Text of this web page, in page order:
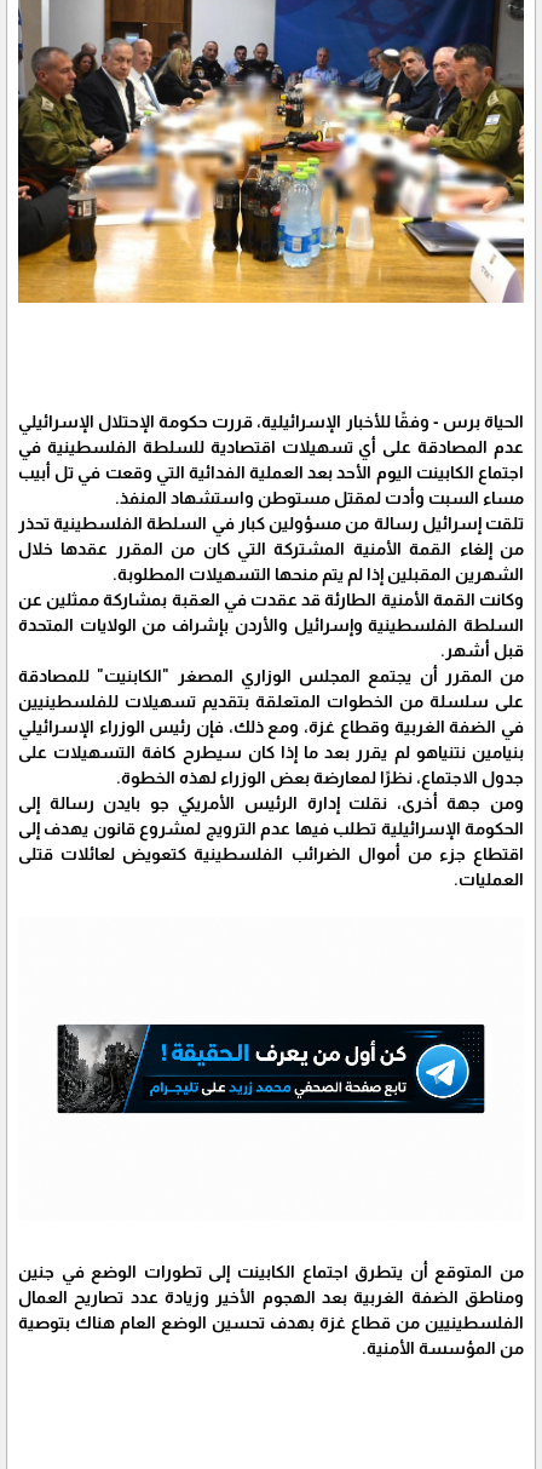
الحياة برس - وفقًا للأخبار الإسرائيلية، قررت حكومة الإحتلال الإسرائيلي
عدم المصادقة على أي تسهيلات اقتصادية للسلطة الفلسطينية في
اجتماع الكابينت اليوم الأحد بعد العملية الفدائية التي وقعت في تل أبيب
مساء السبت وأدت لمقتل مستوطن واستشهاد المنفذ.
تلقت إسرائيل رسالة من مسؤولين كبار في السلطة الفلسطينية تحذر
من إلغاء القمة الأمنية المشتركة التي كان من المقرر عقدها خلال
الشهرين المقبلين إذا لم يتم منحها التسهيلات المطلوبة.
وكانت القمة الأمنية الطارئة قد عقدت في العقبة بمشاركة ممثلين عن
السلطة الفلسطينية وإسرائيل والأردن بإشراف من الولايات المتحدة
قبل أشهر.
من المقرر أن يجتمع المجلس الوزاري المصغر "الكابنيت" للمصادقة
على سلسلة من الخطوات المتعلقة بتقديم تسهيلات للفلسطينيين
في الضفة الغربية وقطاع غزة، ومع ذلك، فإن رئيس الوزراء الإسرائيلي
بنيامين نتنياهو لم يقرر بعد ما إذا كان سيطرح كافة التسهيلات على
جدول الاجتماع، نظرًا لمعارضة بعض الوزراء لهذه الخطوة.
ومن جهة أخرى، نقلت إدارة الرئيس الأمريكي جو بايدن رسالة إلى
الحكومة الإسرائيلية تطلب فيها عدم الترويج لمشروع قانون يهدف إلى
اقتطاع جزء من أموال الضرائب الفلسطينية كتعويض لعائلات قتلى
العمليات.
من المتوقع أن يتطرق اجتماع الكابينت إلى تطورات الوضع في جنين
ومناطق الضفة الغربية بعد الهجوم الأخير وزيادة عدد تصاريح العمال
الفلسطينيين من قطاع غزة بهدف تحسين الوضع العام هناك بتوصية
من المؤسسة الأمنية.